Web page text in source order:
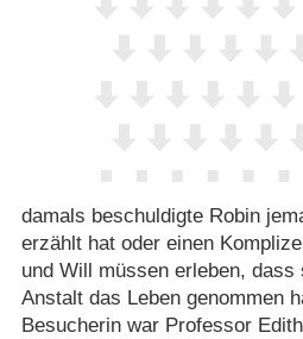
damals beschuldigte Robin
erzählt hat oder einen
und Will müssen erleben, dass
Anstalt das Leben genommen
Besucherin war Professor